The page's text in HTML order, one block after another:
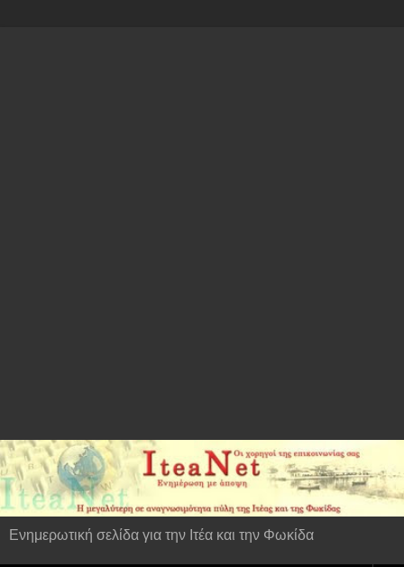
Ενημερωτική σελίδα για την Ιτέα και την Φωκίδα